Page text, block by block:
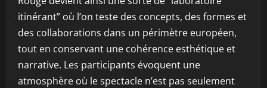
itinérant” où l’on teste des concepts, des formes et
des collaborations dans un périmètre européen,
tout en conservant une cohérence esthétique et
narrative. Les participants évoquent une
atmosphère où le spectacle n’est pas seulement